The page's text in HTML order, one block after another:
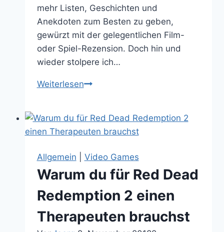
mehr Listen, Geschichten und
Anekdoten zum Besten zu geben,
gewürzt mit der gelegentlichen Film-
oder Spiel-Rezension. Doch hin und
wieder stolpere ich…
WeiterlesenHypnotische
macht
aus
Screens
Gemälde
Allgemein Video Games
Warum du für Red Dead
Redemption 2 einen
Therapeuten brauchst